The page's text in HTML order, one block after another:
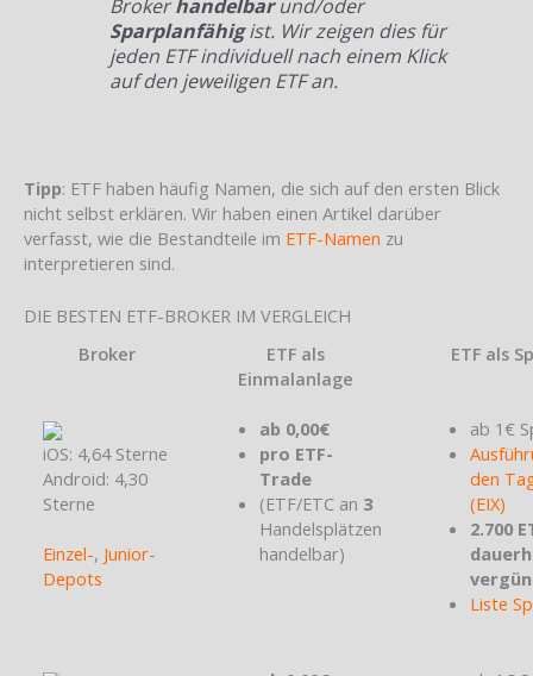
Brokerhandelbarund/oder
Sparplanfähigist. Wir zeigen dies für
jeden ETF individuell nach einem Klick
auf den jeweiligen ETF an.
Tipp: ETF haben häufig Namen, die sich auf den ersten Blick
nicht selbst erklären. Wir haben einen Artikel darüber
verfasst, wie die Bestandteile im ETF-Namen zu
interpretieren sind.
DIE BESTEN ETF-BROKER IM VERGLEICH
Broker
ETF als
Einmalanlage
ETF als
iOS: 4,64 Sterne
Android: 4,30
Sterne
Einzel-, Junior-
Depots
ab 0,00€
pro ETF-
Trade
(ETF/ETC an 3
Handelsplätzen
handelbar)
ab 1€
den
(EIX)
2.700
Liste